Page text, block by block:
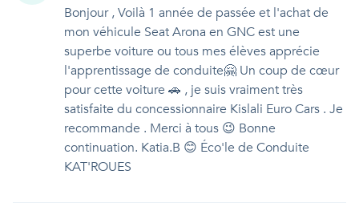
Bonjour , Voilà 1 année de passée et l'achat de
mon véhicule Seat Arona en GNC est une
superbe voiture ou tous mes élèves apprécie
l'apprentissage de conduite🤗 Un coup de cœur
pour cette voiture 🚗 , je suis vraiment très
satisfaite du concessionnaire Kislali Euro Cars . Je
recommande . Merci à tous 😉 Bonne
continuation. Katia.B 😊 Éco'le de Conduite
KAT'ROUES